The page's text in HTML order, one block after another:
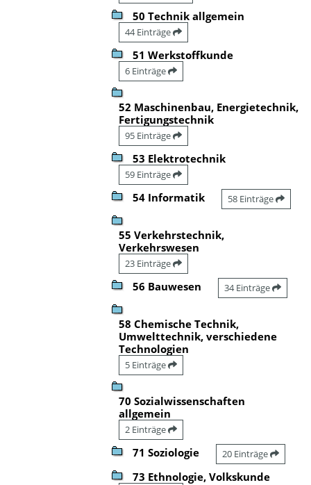
50 Technik allgemein
44 Einträge
51 Werkstoffkunde
6 Einträge
52 Maschinenbau, Energietechnik,
Fertigungstechnik
95 Einträge
53 Elektrotechnik
59 Einträge
54 Informatik 58 Einträge
55 Verkehrstechnik,
Verkehrswesen
23 Einträge
56 Bauwesen 34 Einträge
58 Chemische Technik,
Umwelttechnik, verschiedene
Technologien
5 Einträge
70 Sozialwissenschaften
allgemein
2 Einträge
71 Soziologie 20 Einträge
73 Ethnologie, Volkskunde